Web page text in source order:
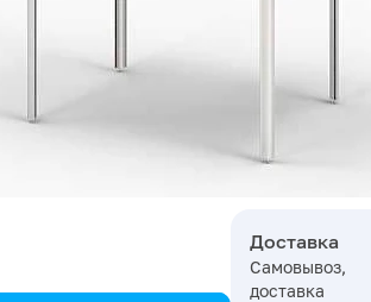
Доставка
Самовывоз,
доставка